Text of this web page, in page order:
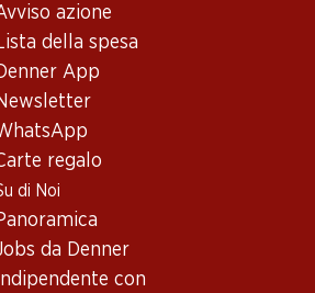
azione
della spesa
App
regalo
di Noi
da Denner
Indipendente con
25%
49.20invece di 65.70